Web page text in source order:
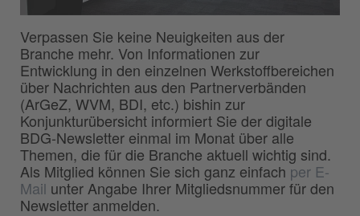
Verpassen Sie keine Neuigkeiten aus der
Branche mehr. Von Informationen zur
Entwicklung in den einzelnen Werkstoffbereichen
über Nachrichten aus den Partnerverbänden
(ArGeZ, WVM, BDI, etc.) bishin zur
Konjunkturübersicht informiert Sie der digitale
BDG-Newsletter einmal im Monat über alle
Themen, die für die Branche aktuell wichtig sind.
Als Mitglied können Sie sich ganz einfach per E-
Mail unter Angabe Ihrer Mitgliedsnummer für den
Newsletter anmelden.